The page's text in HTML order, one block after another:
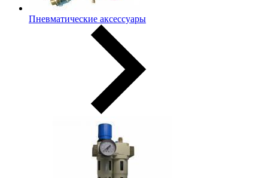
Пневматические аксессуары